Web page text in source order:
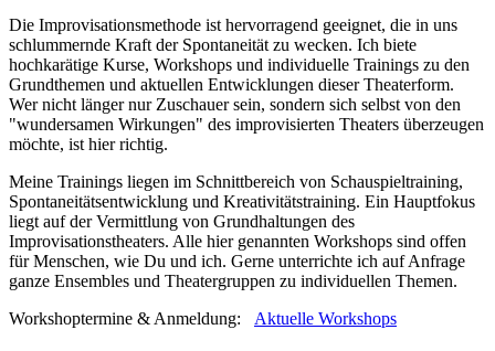
Die Improvisationsmethode ist hervorragend geeignet, die in uns
schlummernde Kraft der Spontaneität zu wecken. Ich biete
hochkarätige Kurse, Workshops und individuelle Trainings zu den
Grundthemen und aktuellen Entwicklungen dieser Theaterform.
Wer nicht länger nur Zuschauer sein, sondern sich selbst von den
"wundersamen Wirkungen" des improvisierten Theaters überzeugen
möchte, ist hier richtig.
Meine Trainings liegen im Schnittbereich von Schauspieltraining,
Spontaneitätsentwicklung und Kreativitätstraining. Ein Hauptfokus
liegt auf der Vermittlung von Grundhaltungen des
Improvisationstheaters. Alle hier genannten Workshops sind offen
für Menschen, wie Du und ich. Gerne unterrichte ich auf Anfrage
ganze Ensembles und Theatergruppen zu individuellen Themen.
Workshoptermine & Anmeldung: Aktuelle Workshops